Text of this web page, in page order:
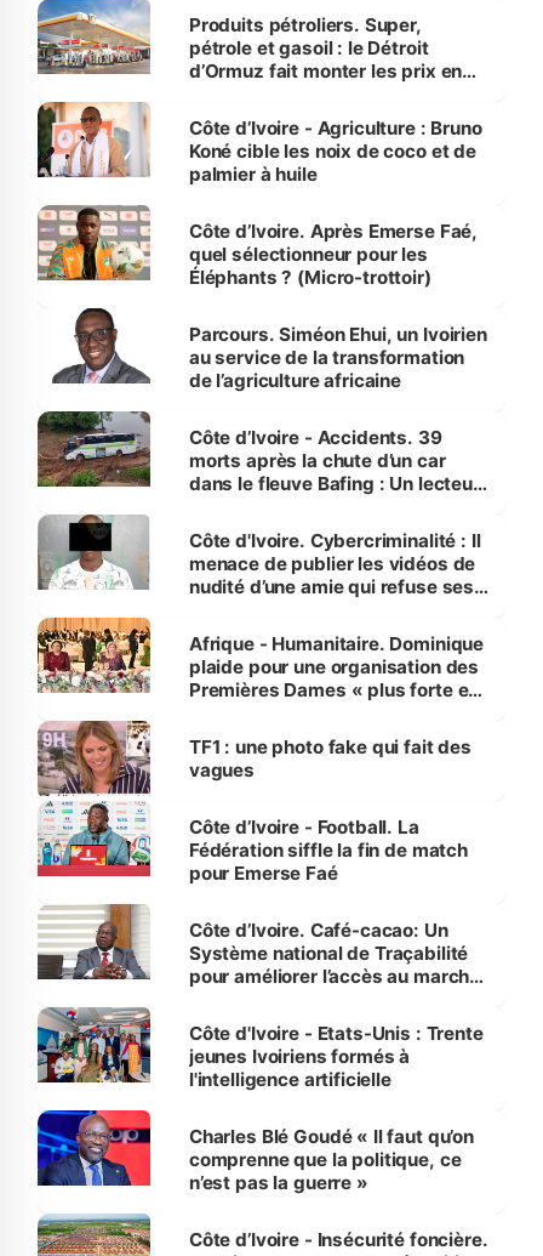
menacées
Produits pétroliers. Super,
pétrole et gasoil : le Détroit
d’Ormuz fait monter les prix en
Côte d’Ivoire - Agriculture : Bruno
Koné cible les noix de coco et de
palmier à huile
Côte d’Ivoire. Après Emerse Faé,
quel sélectionneur pour les
Éléphants ? (Micro-trottoir)
Parcours. Siméon Ehui, un Ivoirien
au service de la transformation
de l’agriculture africaine
Côte d’Ivoire - Accidents. 39
morts après la chute d’un car
dans le fleuve Bafing : Un lecteur
des Transports
Côte d'Ivoire. Cybercriminalité : Il
menace de publier les vidéos de
nudité d’une amie qui refuse ses
Afrique - Humanitaire. Dominique
plaide pour une organisation des
Premières Dames « plus forte et
sur la scène internationale »
TF1 : une photo fake qui fait des
vagues
Côte d’Ivoire - Football. La
Fédération siffle la fin de match
pour Emerse Faé
Côte d’Ivoire. Café-cacao: Un
Système national de Traçabilité
pour améliorer l’accès au marché
Côte d'Ivoire - Etats-Unis : Trente
jeunes Ivoiriens formés à
l'intelligence artificielle
Charles Blé Goudé « Il faut qu’on
comprenne que la politique, ce
n’est pas la guerre »
Côte d’Ivoire - Insécurité foncière.